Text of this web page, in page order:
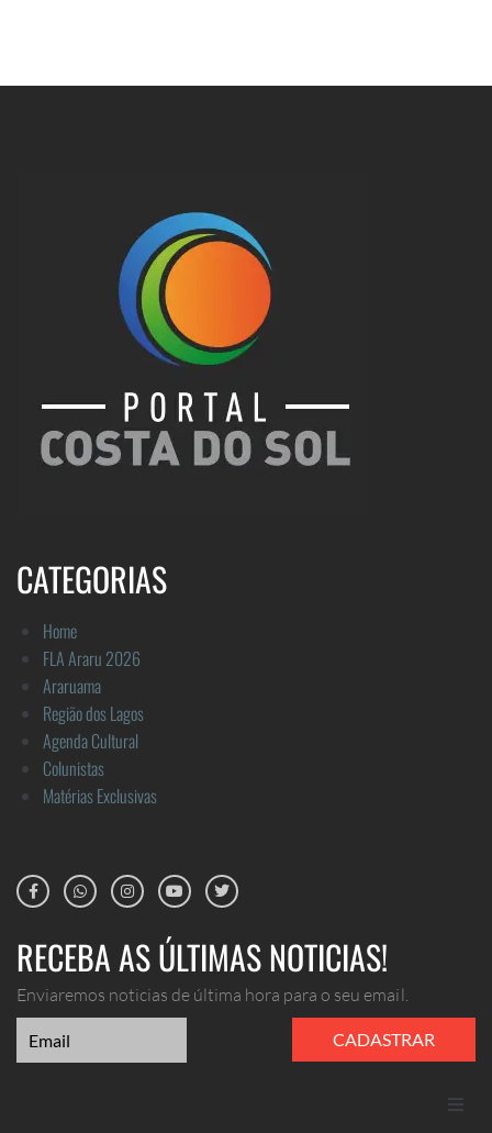
CATEGORIAS
Home
FLA Araru 2026
Araruama
Região dos Lagos
Agenda Cultural
Colunistas
Matérias Exclusivas
RECEBA AS ÚLTIMAS NOTICIAS!
Enviaremos noticias de última hora para o seu email.
CADASTRAR